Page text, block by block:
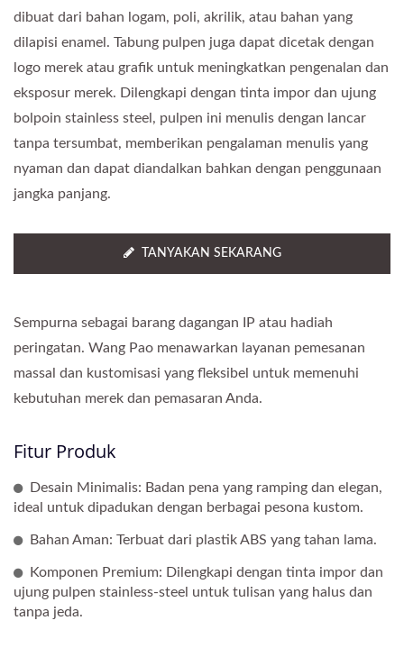
dibuat dari bahan logam, poli, akrilik, atau bahan yang
dilapisi enamel. Tabung pulpen juga dapat dicetak dengan
logo merek atau grafik untuk meningkatkan pengenalan dan
eksposur merek. Dilengkapi dengan tinta impor dan ujung
bolpoin stainless steel, pulpen ini menulis dengan lancar
tanpa tersumbat, memberikan pengalaman menulis yang
nyaman dan dapat diandalkan bahkan dengan penggunaan
jangka panjang.
TANYAKAN SEKARANG
Sempurna sebagai barang dagangan IP atau hadiah
peringatan. Wang Pao menawarkan layanan pemesanan
massal dan kustomisasi yang fleksibel untuk memenuhi
kebutuhan merek dan pemasaran Anda.
Fitur Produk
Desain Minimalis: Badan pena yang ramping dan elegan,
ideal untuk dipadukan dengan berbagai pesona kustom.
Bahan Aman: Terbuat dari plastik ABS yang tahan lama.
Komponen Premium: Dilengkapi dengan tinta impor dan
ujung pulpen stainless-steel untuk tulisan yang halus dan
tanpa jeda.